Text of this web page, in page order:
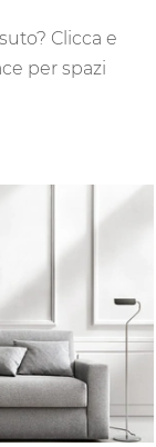
Clicca e
per spazi